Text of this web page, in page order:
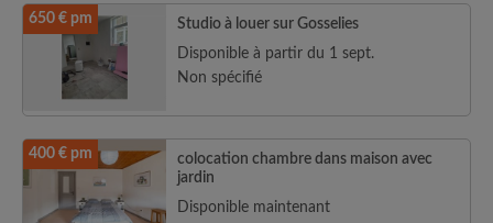
650 € pm
Studio à louer sur Gosselies
Disponible à partir du 1 sept.
Non spécifié
400 € pm
colocation chambre dans maison avec
jardin
Disponible maintenant